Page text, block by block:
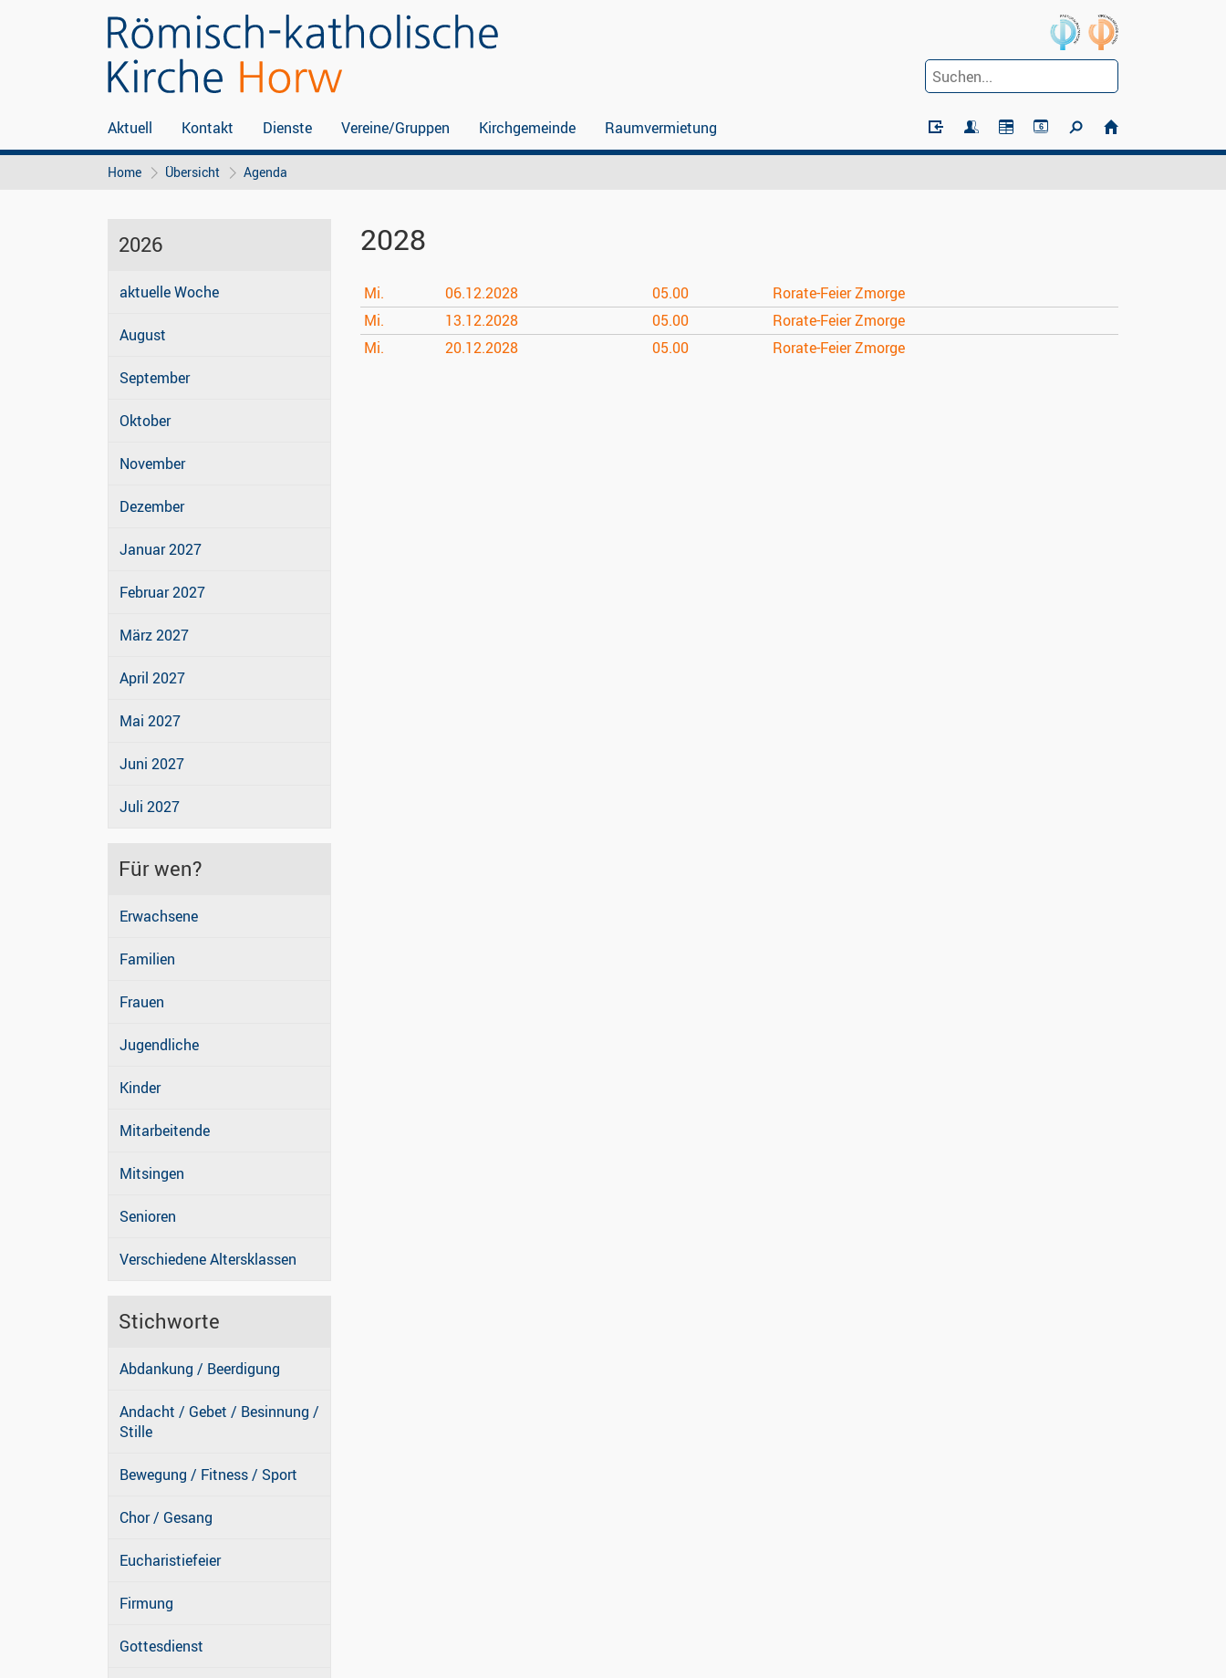
6
Aktuell Kontakt Dienste Vereine/Gruppen Kirchgemeinde Raumvermietung
Home Übersicht Agenda
2026
aktuelle Woche
August
September
Oktober
November
Dezember
Januar 2027
Februar 2027
März 2027
April 2027
Mai 2027
Juni 2027
Juli 2027
Für wen?
Erwachsene
Familien
Frauen
Jugendliche
Kinder
Mitarbeitende
Mitsingen
Senioren
Verschiedene Altersklassen
Stichworte
Abdankung / Beerdigung
Andacht / Gebet / Besinnung /
Stille
Bewegung / Fitness / Sport
Chor / Gesang
Eucharistiefeier
Firmung
Gottesdienst
2028
Mi. 06.12.2028 05.00
Rorate-Feier Zmorge
Mi.
13.12.2028 05.00
Rorate-Feier Zmorge
Mi.
20.12.2028 05.00 Rorate-Feier Zmorge